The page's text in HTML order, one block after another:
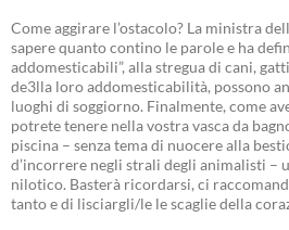
Come aggirare l’ostacolo? La ministra
sapere quanto contino le parole e ha
addomesticabili”, alla stregua di cani,
de3lla loro addomesticabilità, possono
luoghi di soggiorno. Finalmente, come
potrete tenere nella vostra vasca da
piscina – senza tema di nuocere alla
d’incorrere negli strali degli animalisti –
nilotico. Basterà ricordarsi, ci
tanto e di lisciargli/le le scaglie della